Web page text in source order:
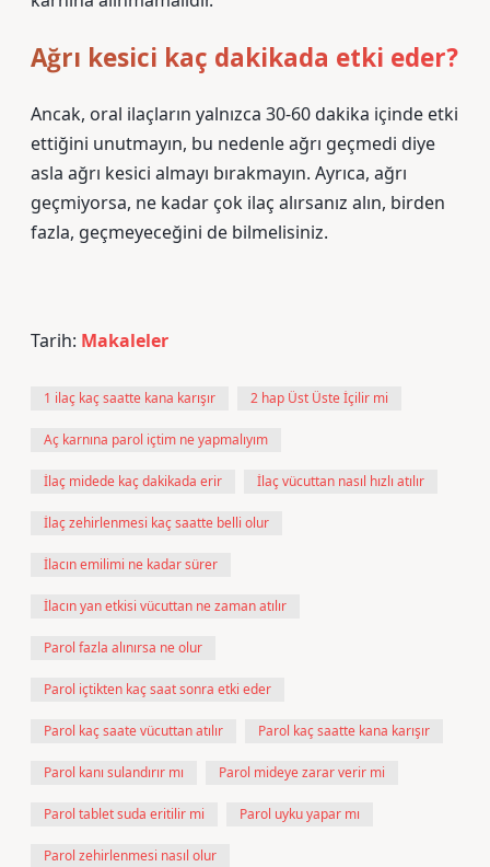
Ağrı kesici kaç dakikada etki eder?
Ancak, oral ilaçların yalnızca 30-60 dakika içinde etki
ettiğini unutmayın, bu nedenle ağrı geçmedi diye
asla ağrı kesici almayı bırakmayın. Ayrıca, ağrı
geçmiyorsa, ne kadar çok ilaç alırsanız alın, birden
fazla, geçmeyeceğini de bilmelisiniz.
Tarih: Makaleler
1 ilaç kaç saatte kana karışır 2 hap Üst Üste İçilir mi
Aç karnına parol içtim ne yapmalıyım
İlaç midede kaç dakikada erir İlaç vücuttan nasıl hızlı atılır
İlaç zehirlenmesi kaç saatte belli olur
İlacın emilimi ne kadar sürer
İlacın yan etkisi vücuttan ne zaman atılır
Parol fazla alınırsa ne olur
Parol içtikten kaç saat sonra etki eder
Parol kaç saate vücuttan atılır Parol kaç saatte kana karışır
Parol kanı sulandırır mı Parol mideye zarar verir mi
Parol tablet suda eritilir mi Parol uyku yapar mı
Parol zehirlenmesi nasıl olur